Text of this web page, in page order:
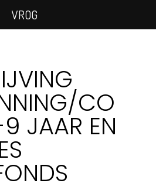
CO
JAAR EN
VROG